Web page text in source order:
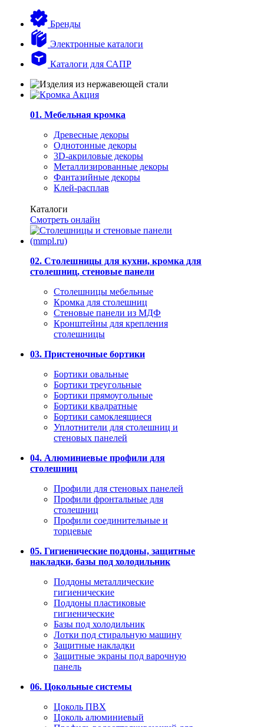
Бренды
Электронные каталоги
Каталоги для САПР
01. Мебельная кромка
Древесные декоры
Однотонные декоры
3D-акриловые декоры
Металлизированные декоры
Фантазийные декоры
Клей-расплав
Каталоги
Смотреть онлайн
02. Столешницы для кухни, кромка для
столешниц, стеновые панели
Столешницы мебельные
Кромка для столешниц
Стеновые панели из МДФ
Кронштейны для крепления
столешницы
03. Пристеночные бортики
Бортики овальные
Бортики треугольные
Бортики прямоугольные
Бортики квадратные
Бортики самоклеящиеся
Уплотнители для столешниц и
стеновых панелей
04. Алюминиевые профили для
столешниц
Профили для стеновых панелей
Профили фронтальные для
столешниц
Профили соединительные и
торцевые
05. Гигиенические поддоны, защитные
накладки, базы под холодильник
Поддоны металлические
гигиенические
Поддоны пластиковые
гигиенические
Базы под холодильник
Лотки под стиральную машину
Защитные накладки
Защитные экраны под варочную
панель
06. Цокольные системы
Цоколь ПВХ
Цоколь алюминиевый